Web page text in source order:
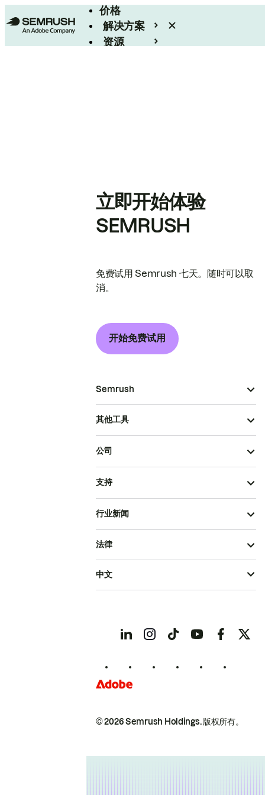
价格
解决方案
资源
立即开始体验
SEMRUSH
免费试用 Semrush 七天。随时可以取
消。
开始免费试用
Semrush
其他工具
公司
支持
行业新闻
© 2026 Semrush Holdings.版权所有。
法律
中文